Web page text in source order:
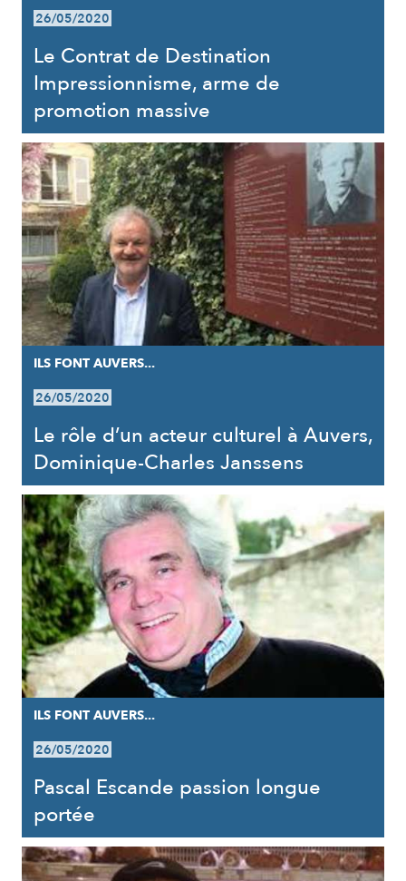
26/05/2020
Le Contrat de Destination
Impressionnisme, arme de
promotion massive
ILS FONT AUVERS...
26/05/2020
Le rôle d’un acteur culturel à Auvers,
Dominique-Charles Janssens
ILS FONT AUVERS...
26/05/2020
Pascal Escande passion longue
portée